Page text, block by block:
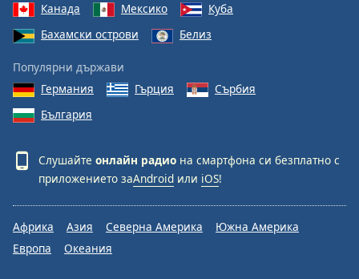
Канада
Мексико
Куба
Бахамски острови
Белиз
Популярни държави
Германия
Гърция
Сърбия
България
Слушайте онлайн радио на смартфона си безплатно с
приложението заAndroid или iOS!
Африка Азия Северна Америка
Южна Америка
Европа
Океания